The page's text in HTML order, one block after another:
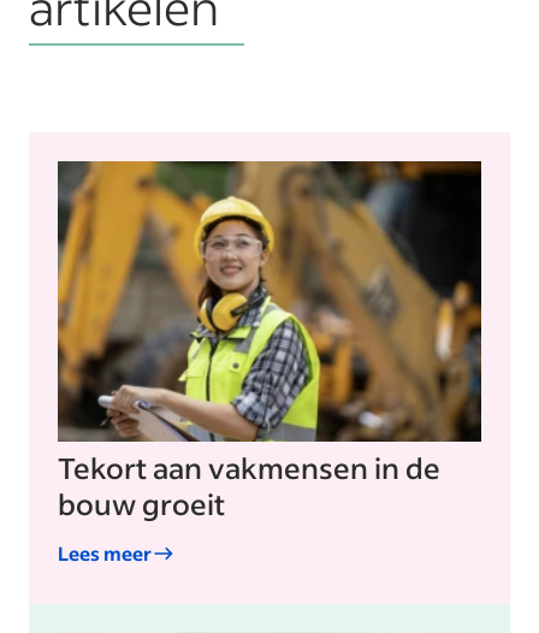
Tekort aan vakmensen in de
bouw groeit
Lees meer